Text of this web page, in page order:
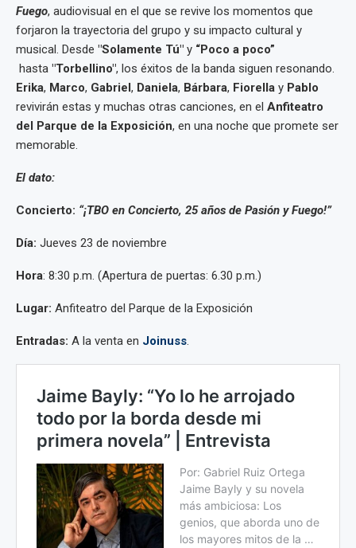
Fuego, audiovisual en el que se revive los momentos que
forjaron la trayectoria del grupo y su impacto cultural y
musical. Desde "Solamente Tú" y “Poco a poco”
hasta "Torbellino", los éxitos de la banda siguen resonando.
Erika, Marco, Gabriel, Daniela, Bárbara, Fiorella y Pablo
revivirán estas y muchas otras canciones, en el Anfiteatro
del Parque de la Exposición, en una noche que promete ser
memorable.
El dato:
Concierto: “¡TBO en Concierto, 25 años de Pasión y Fuego!”
Día: Jueves 23 de noviembre
Hora: 8:30 p.m. (Apertura de puertas: 6.30 p.m.)
Lugar: Anfiteatro del Parque de la Exposición
Entradas: A la venta en Joinuss.